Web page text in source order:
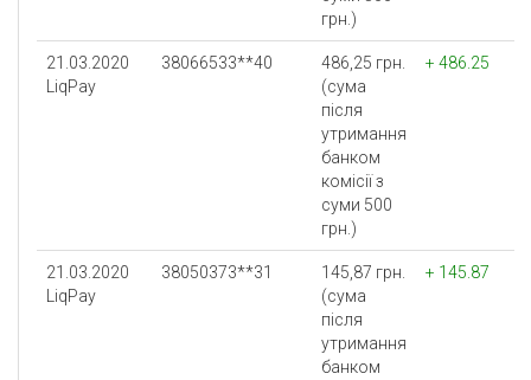
грн.)
21.03.2020
LiqPay
38066533**40
486,25 грн.
(сума
після
утримання
банком
комісії з
суми 500
грн.)
+ 486.25
21.03.2020
LiqPay
38050373**31
145,87 грн.
(сума
після
утримання
банком
+ 145.87